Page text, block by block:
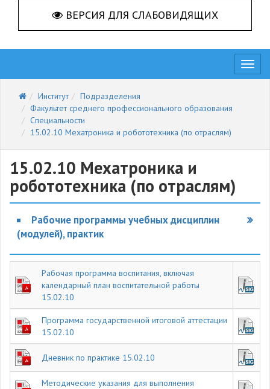
ВЕРСИЯ ДЛЯ СЛАБОВИДЯЩИХ
Институт
Подразделения
Факультет среднего профессионального образования
Специальности
15.02.10 Мехатроника и робототехника (по отраслям)
15.02.10 Мехатроника и
робототехника (по отраслям)
Рабочие программы учебных дисциплин
(модулей), практик
Рабочая программа воспитания, включая
календарный план воспитательной работы
15.02.10
Программа государственной итоговой аттестации
15.02.10
Дневник по практике 15.02.10
Методические указания для выполнения